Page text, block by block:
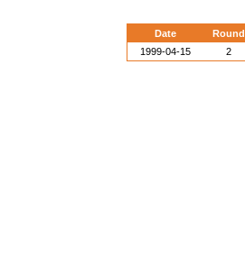
Date Round
1999-04-15
2